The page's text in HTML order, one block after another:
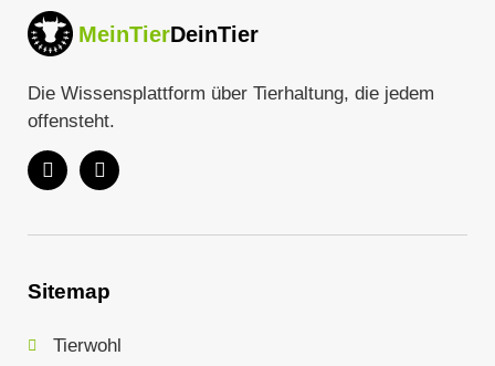
MeinTierDeinTier
Die Wissensplattform über Tierhaltung, die jedem
offensteht.
Sitemap
Tierwohl